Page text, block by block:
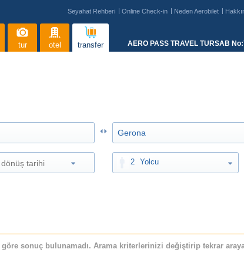
Seyahat Rehberi Online Check-in Neden Aerobilet
tur otel transfer AERO PASS TRAVEL TURSAB
2 Yolcu
göre sonuç bulunamadı. Arama kriterlerinizi değiştirip tekrar